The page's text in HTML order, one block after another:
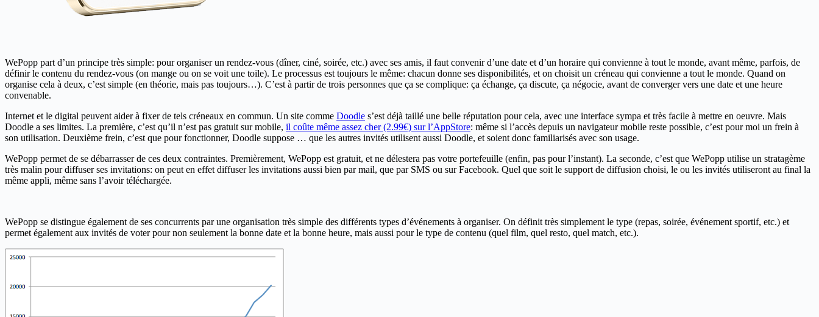
WePopp part d’un principe très simple: pour organiser un rendez-vous (dîner, ciné, soirée, etc.) avec ses amis, il faut convenir d’une date et d’un horaire qui convienne à tout le monde, avant même, parfois, de
définir le contenu du rendez-vous (on mange ou on se voit une toile). Le processus est toujours le même: chacun donne ses disponibilités, et on choisit un créneau qui convienne a tout le monde. Quand on
organise cela à deux, c’est simple (en théorie, mais pas toujours…). C’est à partir de trois personnes que ça se complique: ça échange, ça discute, ça négocie, avant de converger vers une date et une heure
convenable.
Internet et le digital peuvent aider à fixer de tels créneaux en commun. Un site comme Doodle s’est déjà taillé une belle réputation pour cela, avec une interface sympa et très facile à mettre en oeuvre. Mais
Doodle a ses limites. La première, c’est qu’il n’est pas gratuit sur mobile, il coûte même assez cher (2.99€) sur l’AppStore: même si l’accès depuis un navigateur mobile reste possible, c’est pour moi un frein à
son utilisation. Deuxième frein, c’est que pour fonctionner, Doodle suppose … que les autres invités utilisent aussi Doodle, et soient donc familiarisés avec son usage.
WePopp permet de se débarrasser de ces deux contraintes. Premièrement, WePopp est gratuit, et ne délestera pas votre portefeuille (enfin, pas pour l’instant). La seconde, c’est que WePopp utilise un stratagème
très malin pour diffuser ses invitations: on peut en effet diffuser les invitations aussi bien par mail, que par SMS ou sur Facebook. Quel que soit le support de diffusion choisi, le ou les invités utiliseront au final la
même appli, même sans l’avoir téléchargée.
WePopp se distingue également de ses concurrents par une organisation très simple des différents types d’événements à organiser. On définit très simplement le type (repas, soirée, événement sportif, etc.) et
permet également aux invités de voter pour non seulement la bonne date et la bonne heure, mais aussi pour le type de contenu (quel film, quel resto, quel match, etc.).